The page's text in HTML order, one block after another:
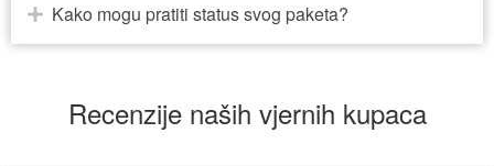
Kako mogu pratiti status svog paketa?
Recenzije naših vjernih kupaca